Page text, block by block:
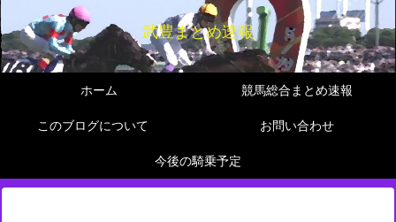
武豊まとめ速報
ホーム 競馬総合まとめ速報
このブログについて お問い合わせ
今後の騎乗予定